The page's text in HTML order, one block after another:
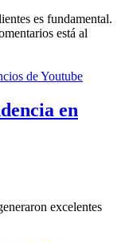
es fundamental.
está al
en
excelentes